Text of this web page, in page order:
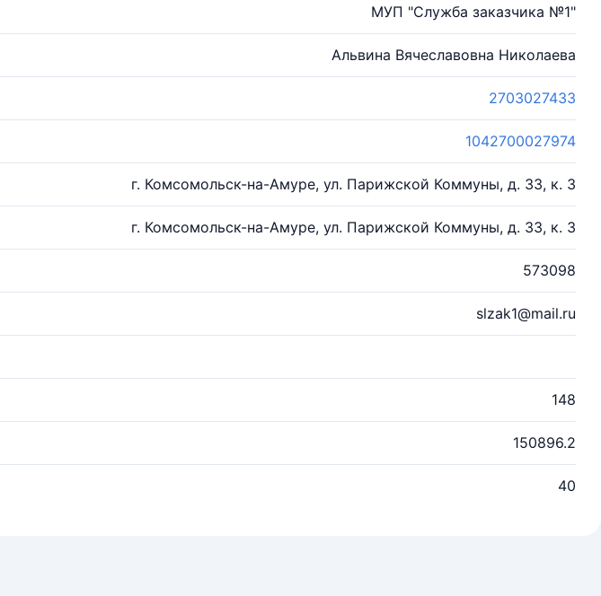
МУП "Служба заказчика №1"
Альвина Вячеславовна Николаева
2703027433
1042700027974
г. Комсомольск-на-Амуре, ул. Парижской Коммуны, д. 33, к. 3
г. Комсомольск-на-Амуре, ул. Парижской Коммуны, д. 33, к. 3
573098
slzak1@mail.ru
148
150896.2
40